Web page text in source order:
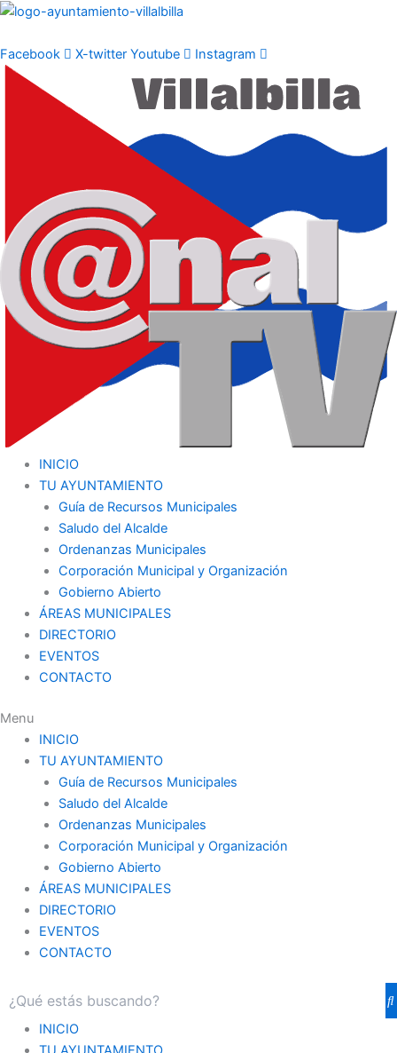
Ir
contenido
Facebook X-twitter Youtube Instagram
INICIO
TU AYUNTAMIENTO
Guía de Recursos Municipales
Saludo del Alcalde
Ordenanzas Municipales
Corporación Municipal y Organización
Gobierno Abierto
ÁREAS MUNICIPALES
DIRECTORIO
EVENTOS
CONTACTO
Menu
INICIO
TU AYUNTAMIENTO
Guía de Recursos Municipales
Saludo del Alcalde
Ordenanzas Municipales
Corporación Municipal y Organización
Gobierno Abierto
ÁREAS MUNICIPALES
DIRECTORIO
EVENTOS
CONTACTO
INICIO